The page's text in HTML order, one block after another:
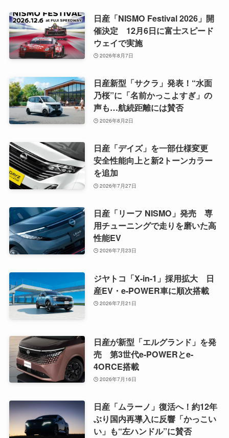
日産「NISMO Festival 2026」開
催決定 12月6日に富士スピード
ウェイで実施
2026年8月7日
日産新型「サクラ」発表！“水面
乃桜”に「名前かっこよすぎ」の
声も…航続距離には賛否
2026年8月2日
日産「デイズ」を一部仕様変更
安全性能向上と新2トーンカラー
を追加
2026年7月27日
日産「リーフ NISMO」発売 専
用チューニングで走りを磨いた高
性能EV
2026年7月23日
ジヤトコ「X-in-1」採用拡大 日
産EV・e-POWER車に順次搭載
2026年7月21日
日産が新型「エルグランド」を発
売 第3世代e-POWERとe-
4ORCE搭載
2026年7月16日
日産「ムラーノ」復活へ！約12年
ぶり国内再導入に反響「かっこい
い」も“左ハンドル”に賛否